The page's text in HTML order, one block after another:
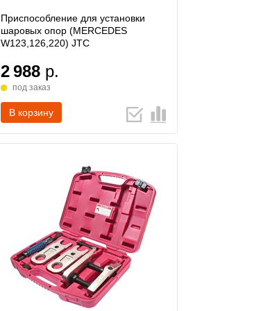
Приспособление для установки
шаровых опор (MERCEDES
W123,126,220) JTC
2 988р.
под заказ
В корзину